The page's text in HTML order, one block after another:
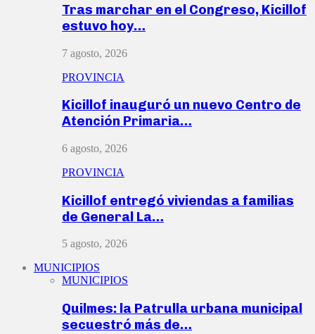
Tras marchar en el Congreso, Kicillof
estuvo hoy…
7 agosto, 2026
PROVINCIA
Kicillof inauguró un nuevo Centro de
Atención Primaria…
6 agosto, 2026
PROVINCIA
Kicillof entregó viviendas a familias
de General La…
5 agosto, 2026
MUNICIPIOS
MUNICIPIOS
Quilmes: la Patrulla urbana municipal
secuestró más de…